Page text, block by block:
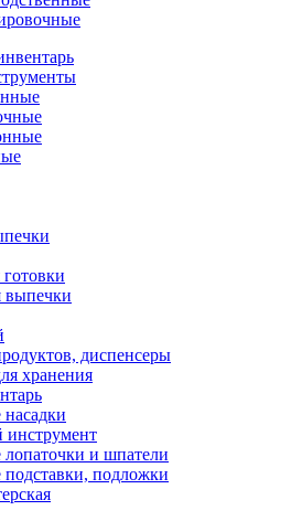
выпечки
диспенсеры
хранения
инструмент
лопаточки и шпатели
подставки, подложки